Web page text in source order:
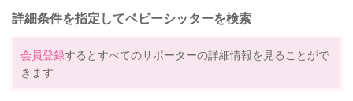
詳細条件を指定してベビーシッターを検索
会員登録するとすべてのサポーターの詳細情報を見ることがで
きます